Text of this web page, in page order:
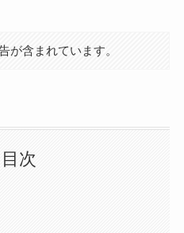
が含まれています。
目次